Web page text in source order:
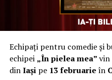
Un rezultat-cheie al
esteGhidul Eyes-Shut, un
finalul proiectului, care
Echipați pentru comedie și
echipei „În pielea mea”vin
dinIași pe 13 februarieîn